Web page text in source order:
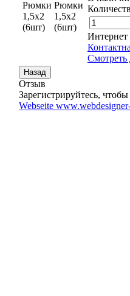
Интернет
Смотреть
Отзыв
Зарегистрируйтесь, чтобы
Webseite